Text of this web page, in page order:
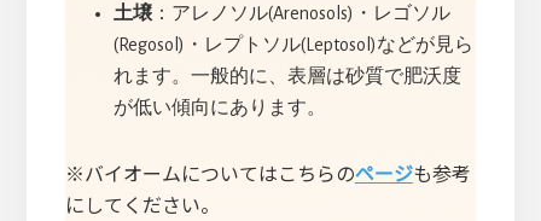
土壌：アレノソル(Arenosols)・レゴソル
(Regosol)・レプトソル(Leptosol)などが見ら
れます。一般的に、表層は砂質で肥沃度
が低い傾向にあります。
※バイオームについてはこちらのページも参考
にしてください。